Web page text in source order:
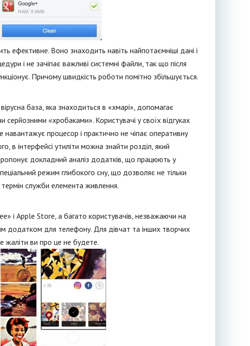
ефективне. Воно знаходить навіть найпотаємніші дані і
і не зачіпає важливі системні файли, так що після
Причому швидкість роботи помітно збільшується.
база, яка знаходиться в «хмарі», допомагає
серйозними «хробаками». Користувачі у своїх відгуках
процесор і практично не чіпає оперативну
в інтерфейсі утиліти можна знайти розділ, який
докладний аналіз додатків, що працюють у
режим глибокого сну, що дозволяє не тільки
служби елемента живлення.
і Apple Store, а багато користувачів, незважаючи на
додатком для телефону. Для дівчат та інших творчих
жаліти ви про це не будете.